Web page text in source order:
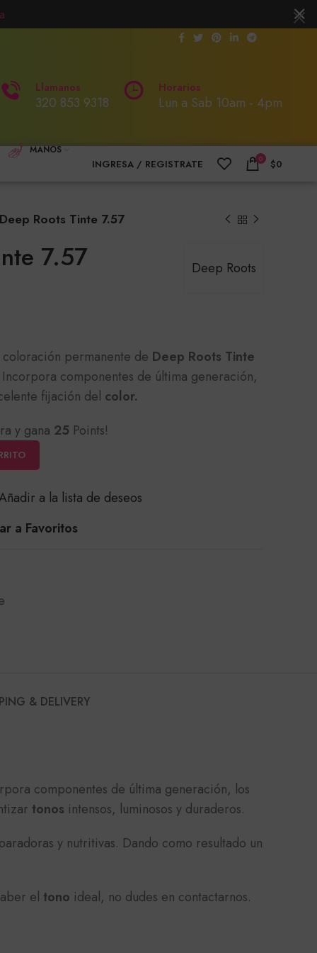
Llamanos
320 853 9318
Horarios
Lun a Sab 10am - 4pm
MANOS
INGRESA / REGISTRATE 0 $0
Deep Roots Tinte 7.57
Deep Roots
7.57
permanente de Deep Roots Tinte
componentes de última generación,
fijación del color.
y gana 25 Points!
a la lista de deseos
a Favoritos
& DELIVERY
componentes de última generación, los
tonos intensos, luminosos y duraderos.
y nutritivas. Dando como resultado un
el tono ideal, no dudes en contactarnos.